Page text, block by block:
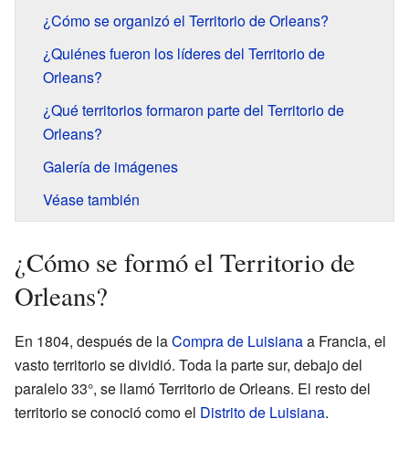
¿Cómo se organizó el Territorio de Orleans?
¿Quiénes fueron los líderes del Territorio de
Orleans?
¿Qué territorios formaron parte del Territorio de
Orleans?
Galería de imágenes
Véase también
¿Cómo se formó el Territorio de
Orleans?
En 1804, después de laCompra de Luisianaa Francia, el
vasto territorio se dividió. Toda la parte sur, debajo del
paralelo 33°, se llamó Territorio de Orleans. El resto del
territorio se conoció como el Distrito de Luisiana.